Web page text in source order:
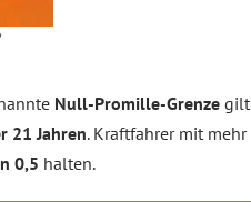
Null-Promille-Grenze gilt
21 Jahren. Kraftfahrer mit mehr
0,5 halten.